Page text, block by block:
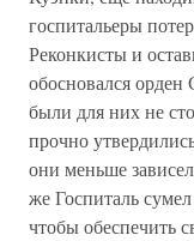
госпитальеры
Реконкисты и
обосновался орден
были для них не
прочно
они меньше
же Госпиталь
чтобы обеспечить